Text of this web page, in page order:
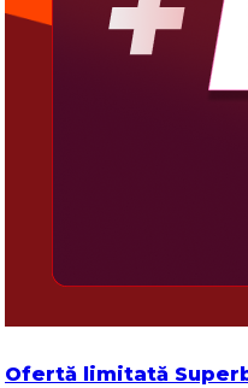
Ofertă limitată